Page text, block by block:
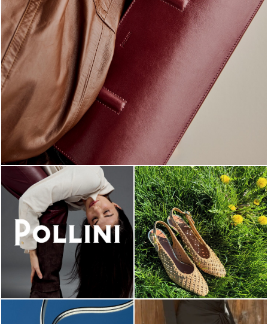
Classy, sassy, trendy - the new Pollini Lady Bag is ...